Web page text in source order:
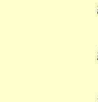
総務省自
松
総務省
久